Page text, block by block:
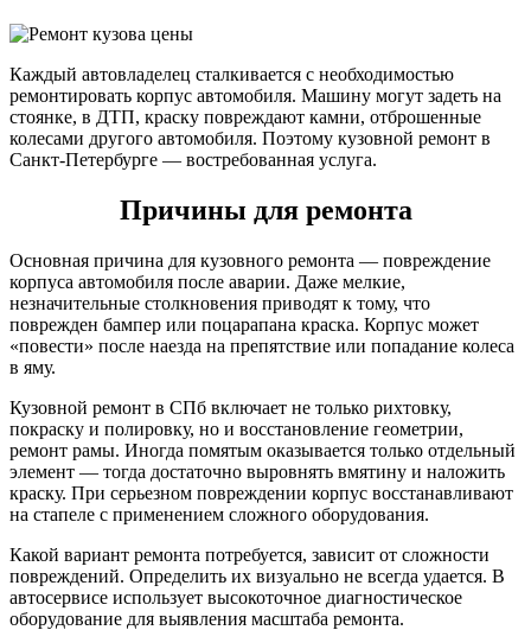
Каждый автовладелец сталкивается с необходимостью
ремонтировать корпус автомобиля. Машину могут задеть на
стоянке, в ДТП, краску повреждают камни, отброшенные
колесами другого автомобиля. Поэтому кузовной ремонт в
Санкт-Петербурге — востребованная услуга.
Причины для ремонта
Основная причина для кузовного ремонта — повреждение
корпуса автомобиля после аварии. Даже мелкие,
незначительные столкновения приводят к тому, что
поврежден бампер или поцарапана краска. Корпус может
«повести» после наезда на препятствие или попадание колеса
в яму.
Кузовной ремонт в СПб включает не только рихтовку,
покраску и полировку, но и восстановление геометрии,
ремонт рамы. Иногда помятым оказывается только отдельный
элемент — тогда достаточно выровнять вмятину и наложить
краску. При серьезном повреждении корпус восстанавливают
на стапеле с применением сложного оборудования.
Какой вариант ремонта потребуется, зависит от сложности
повреждений. Определить их визуально не всегда удается. В
автосервисе использует высокоточное диагностическое
оборудование для выявления масштаба ремонта.